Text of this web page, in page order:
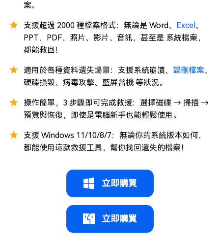
案。
支援超過 2000 種檔案格式：無論是 Word、 Excel 、
PPT、PDF、照片、影片、音訊，甚至是 系統檔案，
都能救回！
適用於各種資料遺失場景：支援系統崩潰、 誤刪檔案、
硬碟損毀、病毒攻擊、藍屏當機 等狀況。
操作簡單，3 步驟即可完成救援：選擇磁碟 → 掃描 →
預覽與恢復，即使是電腦新手也能輕鬆使用。
支援 Windows 11/10/8/7：無論你的系統版本如何，
都能使用這款救援工具，幫你找回遺失的檔案！
立即購買
立即購買